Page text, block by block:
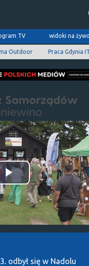
TV widoki na
Outdoor Praca Gdynia
Odtwórz
wideo
odbył się w Nadolu